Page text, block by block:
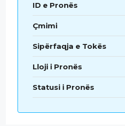
ID e Pronës
Çmimi
Sipërfaqja e Tokës
Lloji i Pronës
Statusi i Pronës